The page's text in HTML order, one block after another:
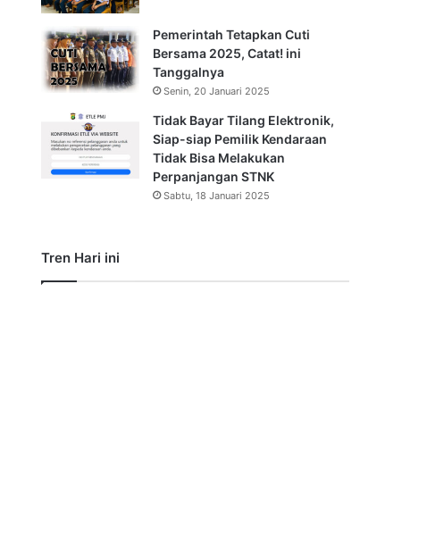
Pemerintah Tetapkan Cuti
Bersama 2025, Catat! ini
Tanggalnya
Senin, 20 Januari 2025
Tidak Bayar Tilang Elektronik,
Siap-siap Pemilik Kendaraan
Tidak Bisa Melakukan
Perpanjangan STNK
Sabtu, 18 Januari 2025
Tren Hari ini